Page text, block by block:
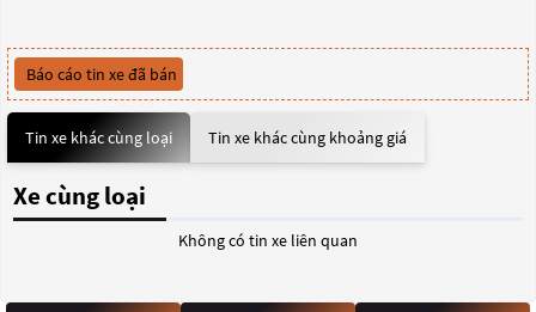
Báo cáo tin xe đã bán
Tin xe khác cùng loại Tin xe khác cùng khoảng giá
Xe cùng loại
Không có tin xe liên quan